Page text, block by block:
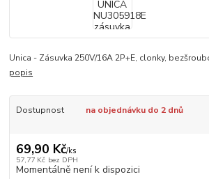
Unica - Zásuvka 250V/16A 2P+E, clonky,
popis
Dostupnost na objednávku do 2 dnů
69,90 Kč/ks
57,77 Kč bez DPH
Momentálně není k dispozici